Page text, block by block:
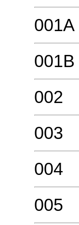
001A
001B
002
003
004
005